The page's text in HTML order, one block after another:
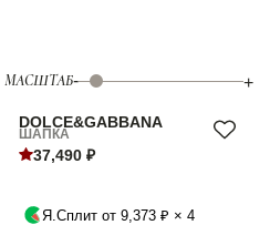
МАСШТАБ- +
DOLCE&GABBANA
ШАПКА
37,490 ₽
Я.Сплит от 9,373 ₽ × 4